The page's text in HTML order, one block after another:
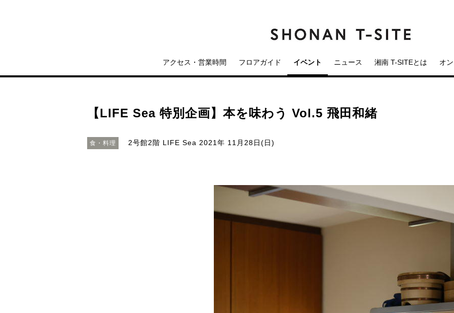
アクセス・営業時間 フロアガイド イベント ニュース 湘南 T-SITEとは オ
【LIFE Sea 特別企画】本を味わう Vol.5 飛田和緒
食・料理 2号館2階 LIFE Sea 2021年 11月28日(日)